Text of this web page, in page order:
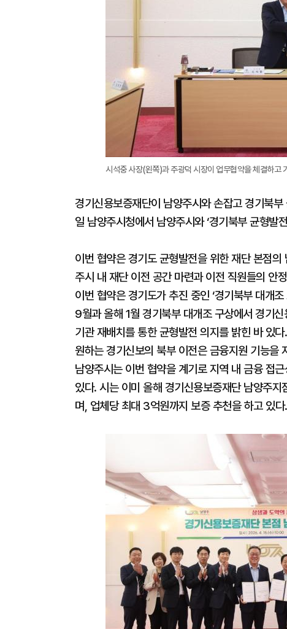
시석중 사장(왼쪽)과 주광덕 시장이 업무협약을 체결하고
경기신용보증재단이 남양주시와 손잡고 경기북
일 남양주시청에서 남양주시와 ‘경기북부 균형발
이번 협약은 경기도 균형발전을 위한 재단 본점
주시 내 재단 이전 공간 마련과 이전 직원들의 안
이번 협약은 경기도가 추진 중인 ‘경기북부 대개
9월과 올해 1월 경기북부 대개조 구상에서 경기
기관 재배치를 통한 균형발전 의지를 밝힌 바 있
원하는 경기신보의 북부 이전은 금융지원 기능을
남양주시는 이번 협약을 계기로 지역 내 금융 접
있다. 시는 이미 올해 경기신용보증재단 남양주
며, 업체당 최대 3억원까지 보증 추천을 하고 있다.